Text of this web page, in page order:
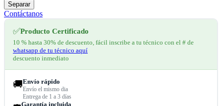
Separar
Contáctanos
✅Producto Certificado
10 % hasta 30% de descuento, fácil inscribe a tu técnico con el # de
whatsapp de tu técnico aquí
descuento inmediato
🚚Envío rápido
Envío el mismo dia
Entrega de 1 a 3 días
Garantía incluida